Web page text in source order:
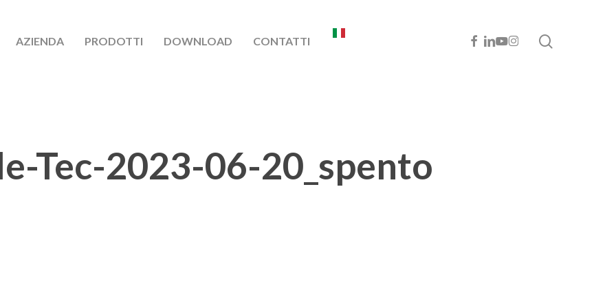
AZIENDA PRODOTTI DOWNLOAD CONTATTI FACEBOOK
LINKEDIN
YOUTUBE
INSTAGRAM
Tec-2023-06-20_spento